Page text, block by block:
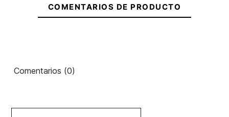
COMENTARIOS DE PRODUCTO
Comentarios (0)